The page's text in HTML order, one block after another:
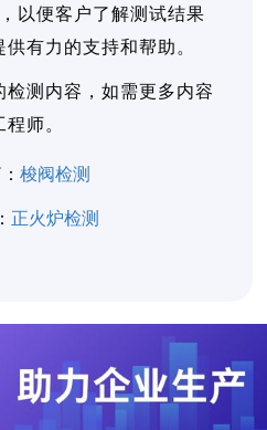
以便客户了解测试结果
有力的支持和帮助。
检测内容，如需更多内容
师。
梭阀检测
正火炉检测